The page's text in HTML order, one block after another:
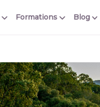
Blog
Formations